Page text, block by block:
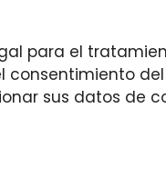
para el
consentimiento
sus datos de